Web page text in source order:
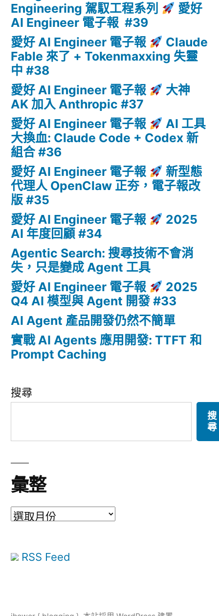
Engineering 駕馭工程系列
愛好
AI Engineer 電子報 #39
愛好 AI Engineer 電子報
Claude
Fable 來了 + Tokenmaxxing 失靈
中 #38
愛好 AI Engineer 電子報
大神
AK 加入 Anthropic #37
愛好 AI Engineer 電子報
AI 工具
大換血: Claude Code + Codex 新
組合 #36
愛好 AI Engineer 電子報
新型態
代理人 OpenClaw 正夯，電子報改
版 #35
愛好 AI Engineer 電子報
2025
AI 年度回顧 #34
Agentic Search: 搜尋技術不會消
失，只是變成 Agent 工具
愛好 AI Engineer 電子報
2025
Q4 AI 模型與 Agent 開發 #33
AI Agent 產品開發仍然不簡單
實戰 AI Agents 應用開發: TTFT 和
Prompt Caching
搜尋
搜
尋
彙整
彙
RSS Feed